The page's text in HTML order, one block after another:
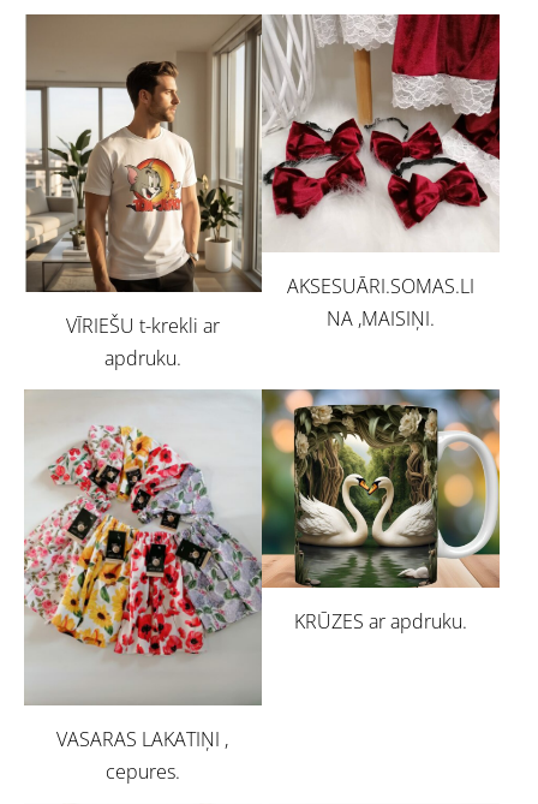
VĪRIEŠU t-krekli ar
apdruku.
AKSESUĀRI.SOMAS.LI
NA ,MAISIŅI.
VASARAS LAKATIŅI ,
cepures.
KRŪZES ar apdruku.